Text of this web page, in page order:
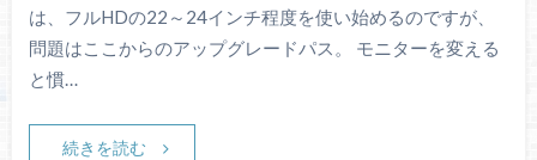
は、フルHDの22～24インチ程度を使い始めるのですが、
問題はここからのアップグレードパス。 モニターを変える
と慣…
続きを読む